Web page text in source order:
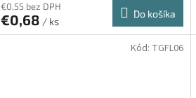
€0,55 bez DPH
€0,68 / ks
Do košíka
Kód: TGFL06